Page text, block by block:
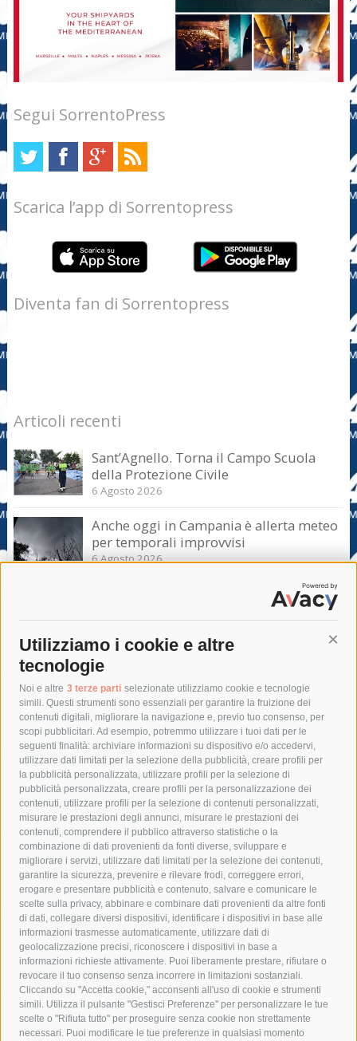
Utilizziamo i cookie e altre
tecnologie
Noi e altre 3 terze parti selezionate utilizziamo cookie e tecnologie
simili. Questi strumenti sono essenziali per garantire la fruizione dei
contenuti digitali, migliorare la navigazione e, previo tuo consenso, per
scopi pubblicitari. Ad esempio, potremmo utilizzare i tuoi dati per le
seguenti finalità: archiviare informazioni su dispositivo e/o accedervi,
utilizzare dati limitati per la selezione della pubblicità, creare profili per
la pubblicità personalizzata, utilizzare profili per la selezione di
pubblicità personalizzata, creare profili per la personalizzazione dei
contenuti, utilizzare profili per la selezione di contenuti personalizzati,
misurare le prestazioni degli annunci, misurare le prestazioni dei
contenuti, comprendere il pubblico attraverso statistiche o la
combinazione di dati provenienti da fonti diverse, sviluppare e
migliorare i servizi, utilizzare dati limitati per la selezione dei contenuti,
garantire la sicurezza, prevenire e rilevare frodi, correggere errori,
erogare e presentare pubblicità e contenuto, salvare e comunicare le
scelte sulla privacy, abbinare e combinare dati provenienti da altre fonti
di dati, collegare diversi dispositivi, identificare i dispositivi in base alle
informazioni trasmesse automaticamente, utilizzare dati di
geolocalizzazione precisi, riconoscere i dispositivi in base a
informazioni richieste attivamente. Puoi liberamente prestare, rifiutare o
revocare il tuo consenso senza incorrere in limitazioni sostanziali.
Cliccando su "Accetta cookie," acconsenti all'uso di cookie e strumenti
simili. Utilizza il pulsante "Gestisci Preferenze" per personalizzare le tue
scelte o "Rifiuta tutto" per proseguire senza cookie non strettamente
necessari. Puoi modificare le tue preferenze in qualsiasi momento
Segui SorrentoPress
Scarica l’app di Sorrentopress
Diventa fan di Sorrentopress
Articoli recenti
Sant’Agnello. Torna il Campo Scuola
della Protezione Civile
6 Agosto 2026
Anche oggi in Campania è allerta meteo
per temporali improvvisi
6 Agosto 2026
Domani e sabato interrotta la linea Eav
Tag
acqua allerta meteo
anas
area marina protetta di punta campanella
arresto
Asl Napoli 3 sud
capitaneria di porto capri
carabinieri
castellammare di stabia
circumvesuviana
comune di sorrento
concerto
contagi
costiera amalfitana
covid-19 eav
elezioni
fondazione sorrento
gori guardia costiera
incidente
lavori
lorenzo balducelli mare
massa lubrense
massimo coppola
Meta napoli
ordinanza
penisola sorrentina
piano di sorrento
polizia municipale
protezione civile
Regione Campania
sant'agnello
sindaco cuomo
sorrento studenti temporali
treni
turismo
Vico Equense villa fiorentino vincenzo de luca